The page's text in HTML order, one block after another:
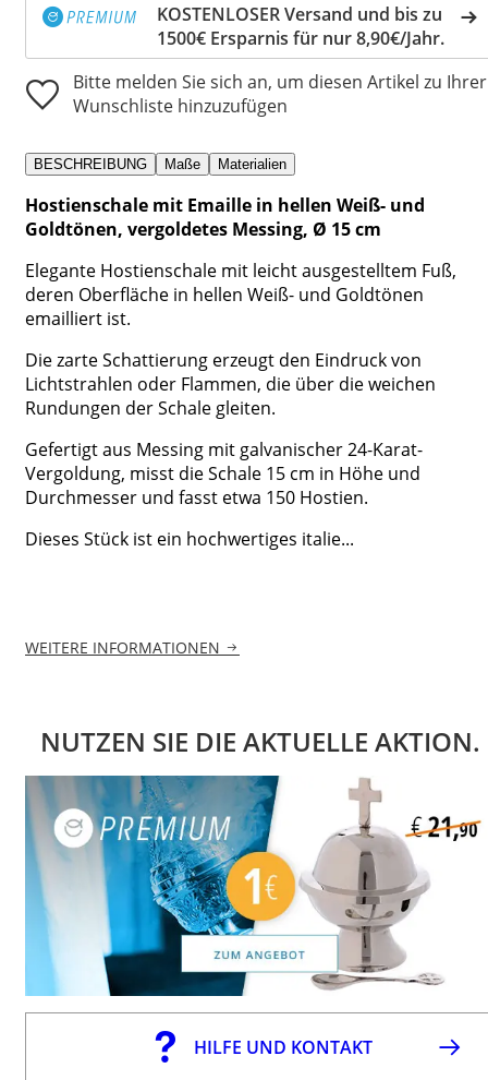
KOSTENLOSER Versand und bis zu
1500€ Ersparnis für nur 8,90€/Jahr.
Bitte melden Sie sich an, um diesen Artikel zu Ihrer
Wunschliste hinzuzufügen
BESCHREIBUNG Maße Materialien
Hostienschale mit Emaille in hellen Weiß- und
Goldtönen, vergoldetes Messing, Ø 15 cm
Elegante Hostienschale mit leicht ausgestelltem Fuß,
deren Oberfläche in hellen Weiß- und Goldtönen
emailliert ist.
Die zarte Schattierung erzeugt den Eindruck von
Lichtstrahlen oder Flammen, die über die weichen
Rundungen der Schale gleiten.
Gefertigt aus Messing mit galvanischer 24-Karat-
Vergoldung, misst die Schale 15 cm in Höhe und
Durchmesser und fasst etwa 150 Hostien.
Dieses Stück ist ein hochwertiges italie...
WEITERE INFORMATIONEN
NUTZEN SIE DIE AKTUELLE AKTION.
HILFE UND KONTAKT